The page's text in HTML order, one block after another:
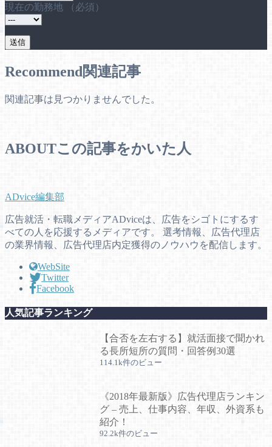
現在の勤務地 （必須）
Recommend関連記事
関連記事は見つかりませんでした。
ABOUTこの記事をかいた人
ADvice編集部
広告就活・転職メディアADviceは、広告をシゴトにするす
べての人を応援するメディアです。 選考情報、広告代理店
の業界情報、広告代理店内定獲得のノウハウを配信します。
WebSite
Twitter
Facebook
人気記事ランキング
【合否を左右する】就活面接で聞かれ
る長所短所の質問・回答例30選
114.1k件のビュー
《2018年最新版》広告代理店ランキン
グ – 売上、仕事内容、年収、外資系も
紹介！
92.2k件のビュー